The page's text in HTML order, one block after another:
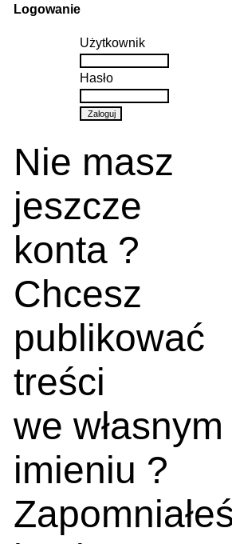
Logowanie
Użytkownik
Hasło
Nie masz
jeszcze
konta ?
Chcesz
publikować
treści
we własnym
imieniu ?